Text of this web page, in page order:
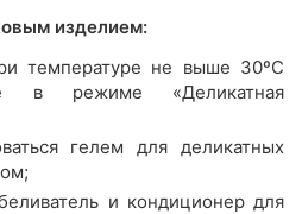
изделием:
температуре не выше 30ºС
режиме «Деликатная
гелем для деликатных
и кондиционер для